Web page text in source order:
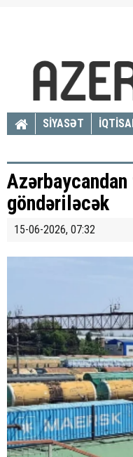
SİYASƏT
göndəriləcək
15-06-2026, 07:32